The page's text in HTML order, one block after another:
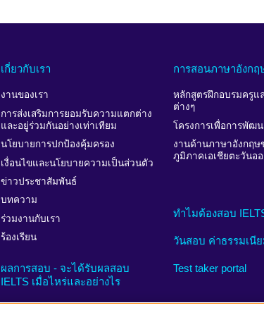
เกี่ยวกับเรา
งานของเรา
การส่งเสริมการยอมรับความแตกต่าง
และอยู่ร่วมกันอย่างเท่าเทียม
นโยบายการปกป้องคุ้มครอง
เงื่อนไขและนโยบายความเป็นส่วนตัว
ข่าวประชาสัมพันธ์
บทความ
ร่วมงานกับเรา
ร้องเรียน
การสอนภาษาอังกฤ
หลักสูตรฝึกอบรมครูแ
ต่างๆ
โครงการเพื่อการพัฒ
งานด้านภาษาอังกฤษ
ภูมิภาคเอเชียตะวันอ
ทำไมต้องสอบ
วันสอบ ค่าธรรมเนี
ผลการสอบ - จะได้รับผลสอบ
IELTS เมื่อไหร่และอย่างไร
Test taker portal